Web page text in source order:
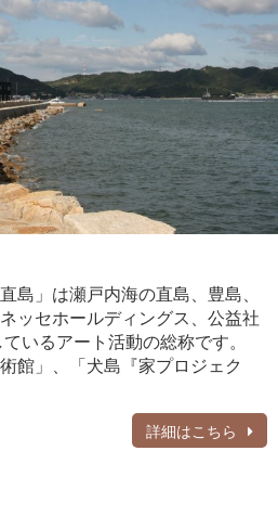
島」は瀬戸内海の直島、豊島、
ッセホールディングス、公益社
いるアート活動の総称です。
館」、「犬島『家プロジェク
詳細はこちら